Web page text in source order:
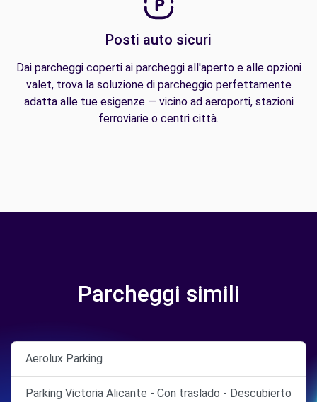
Posti auto sicuri
Dai parcheggi coperti ai parcheggi all'aperto e alle opzioni
valet, trova la soluzione di parcheggio perfettamente
adatta alle tue esigenze — vicino ad aeroporti, stazioni
ferroviarie o centri città.
Parcheggi simili
Aerolux Parking
Parking Victoria Alicante - Con traslado - Descubierto